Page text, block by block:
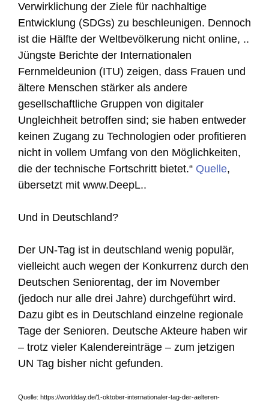
Verwirklichung der Ziele für nachhaltige
Entwicklung (SDGs) zu beschleunigen. Dennoch
ist die Hälfte der Weltbevölkerung nicht online, ..
Jüngste Berichte der Internationalen
Fernmeldeunion (ITU) zeigen, dass Frauen und
ältere Menschen stärker als andere
gesellschaftliche Gruppen von digitaler
Ungleichheit betroffen sind; sie haben entweder
keinen Zugang zu Technologien oder profitieren
nicht in vollem Umfang von den Möglichkeiten,
die der technische Fortschritt bietet.“ Quelle,
übersetzt mit www.DeepL..
Und in Deutschland?
Der UN-Tag ist in deutschland wenig populär,
vielleicht auch wegen der Konkurrenz durch den
Deutschen Seniorentag, der im November
(jedoch nur alle drei Jahre) durchgeführt wird.
Dazu gibt es in Deutschland einzelne regionale
Tage der Senioren. Deutsche Akteure haben wir
– trotz vieler Kalendereinträge – zum jetzigen
UN Tag bisher nicht gefunden.
Quelle: https://worldday.de/1-oktober-internationaler-tag-der-aelteren-